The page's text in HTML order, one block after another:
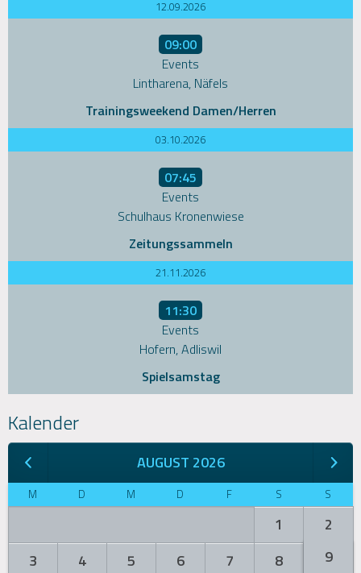
12.09.2026
09:00
Events
Lintharena, Näfels
Trainingsweekend Damen/Herren
03.10.2026
07:45
Events
Schulhaus Kronenwiese
Zeitungssammeln
21.11.2026
11:30
Events
Hofern, Adliswil
Spielsamstag
Kalender
AUGUST 2026
M D M D F S S
1
2
3
4 5 6 7 8
9